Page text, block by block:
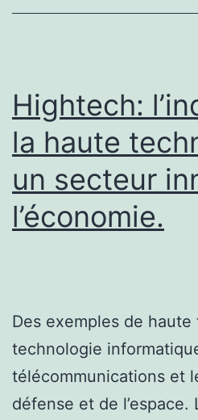
Hightech:
la haute
un secteur
l’économie.
Des exemples de
technologie
télécommunications et
défense et de l’espace.